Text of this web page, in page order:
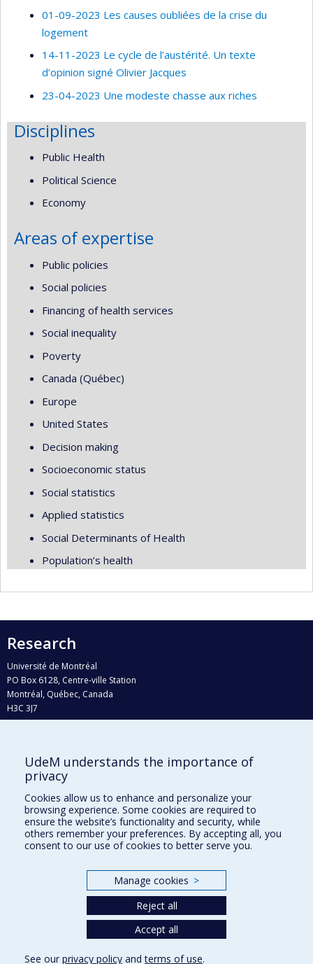
01-09-2023 Les causes oubliées de la crise du
logement
14-11-2023 Le cycle de l’austérité. Un texte
d’opinion signé Olivier Jacques
23-04-2023 Une modeste chasse aux riches
Disciplines
Public Health
Political Science
Economy
Areas of expertise
Public policies
Social policies
Financing of health services
Social inequality
Poverty
Canada (Québec)
Europe
United States
Decision making
Socioeconomic status
Social statistics
Applied statistics
Social Determinants of Health
Population’s health
Research
Université de Montréal
PO Box 6128, Centre-ville Station
Montréal, Québec, Canada
H3C 3J7
Who does what?
Find us
Site map
Accessibility
UdeM understands the importance of
privacy
Cookies allow us to enhance and personalize your
browsing experience. Some cookies are required to
ensure the website’s functionality and security, while
others remember your preferences. By accepting all, you
consent to our use of cookies to better serve you.
Manage cookies >
Reject all
Accept all
See our privacy policy andterms of use.